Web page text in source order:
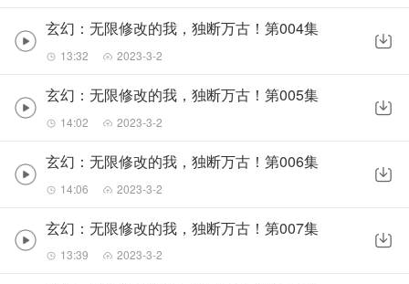
玄幻：无限修改的我，独断万古！第004集
13:32 2023-3-2
玄幻：无限修改的我，独断万古！第005集
14:02 2023-3-2
玄幻：无限修改的我，独断万古！第006集
14:06 2023-3-2
玄幻：无限修改的我，独断万古！第007集
13:39 2023-3-2